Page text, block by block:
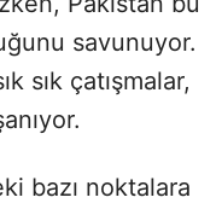
savunuyor.
sık çatışmalar,
bazı noktalara